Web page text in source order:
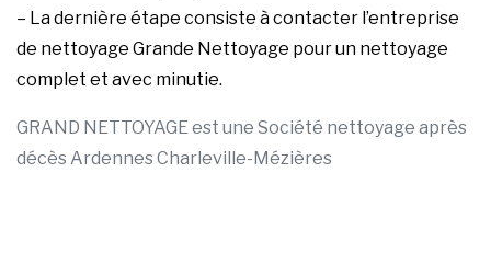
– La dernière étape consiste à contacter l’entreprise
de nettoyage Grande Nettoyage pour un nettoyage
complet et avec minutie.
GRAND NETTOYAGE est une Société nettoyage après
décès Ardennes Charleville-Mézières